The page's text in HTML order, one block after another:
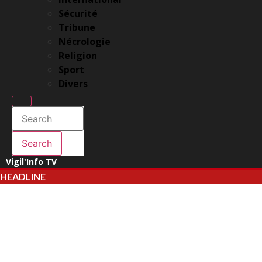
Sécurité
Tribune
Nécrologie
Religion
Sport
Divers
Enter Keyword
Search
for:
SearchSearch
Vigil'Info TV
HEADLINE